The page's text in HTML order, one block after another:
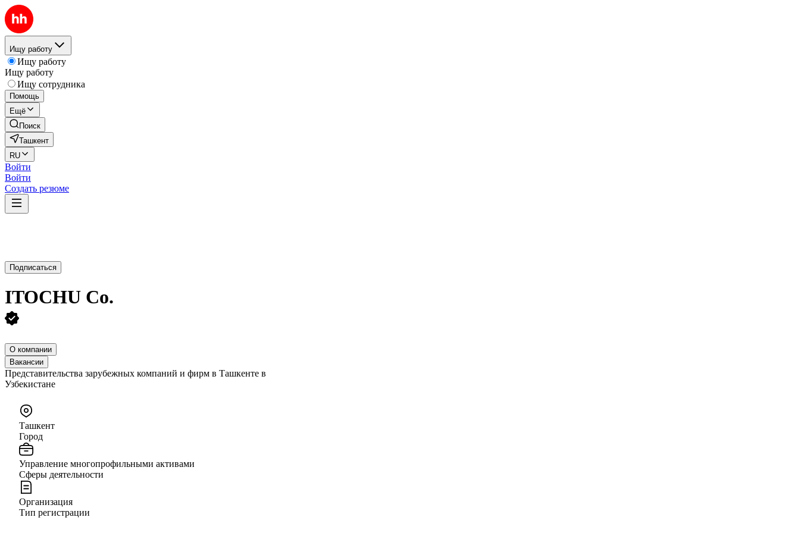
Ищу работу
Ищу работу
Ищу работу
Ищу сотрудника
Помощь
Ещё
Поиск
Ташкент
RU
Войти
Войти
Создать резюме
Подписаться
ITOCHU Co.
О компании
Вакансии
Представительства зарубежных компаний и фирм в Ташкенте в
Узбекистане
Ташкент
Город
Управление многопрофильными активами
Сферы деятельности
Организация
Тип регистрации